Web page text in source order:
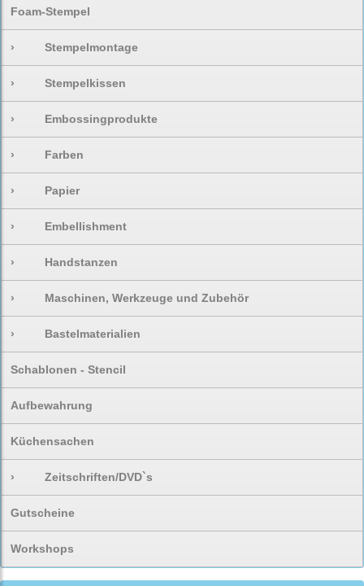
Foam-Stempel
› Stempelmontage
› Stempelkissen
› Embossingprodukte
› Farben
› Papier
› Embellishment
› Handstanzen
› Maschinen, Werkzeuge und Zubehör
› Bastelmaterialien
Schablonen - Stencil
Aufbewahrung
Küchensachen
› Zeitschriften/DVD`s
Gutscheine
Workshops